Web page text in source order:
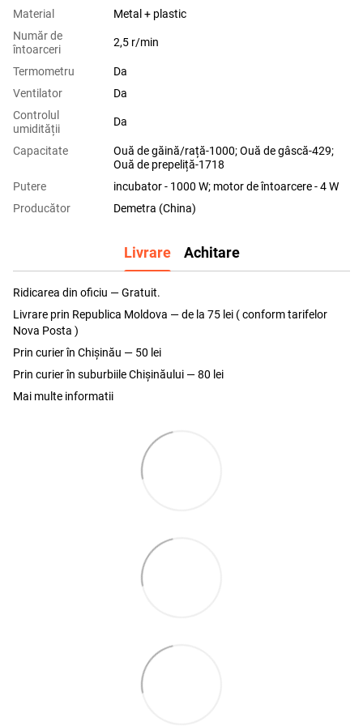
Material
Metal + plastic
Număr de
întoarceri
2,5 r/min
Termometru
Da
Ventilator
Da
Controlul
umidității
Da
Capacitate
Ouă de găină/rață-1000; Ouă de gâscă-429;
Ouă de prepeliță-1718
Putere
incubator - 1000 W; motor de întoarcere - 4 W
Producător
Demetra (China)
Livrare Achitare
Ridicarea din oficiu — Gratuit.
Livrare prin Republica Moldova — de la 75 lei ( conform tarifelor
Nova Posta )
Prin curier în Chișinău — 50 lei
Prin curier în suburbiile Chişinăului — 80 lei
Mai multe informatii